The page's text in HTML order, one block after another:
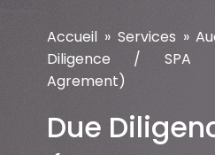
Accueil » Services »
Diligence / SPA
Agrement)
Due